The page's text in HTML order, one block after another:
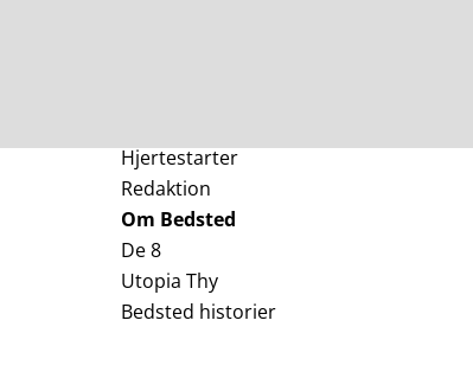
Hjertestarter
Redaktion
Om Bedsted
Haren
Udviklingsplanen
De 8
Utopia Thy
Bedsted historier